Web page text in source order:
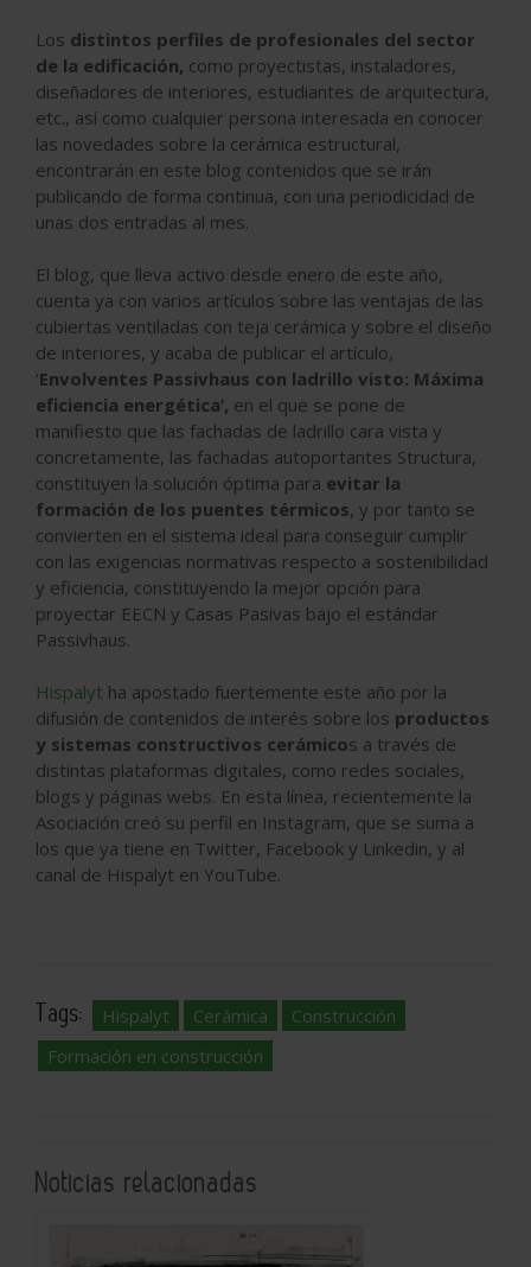
Los distintos perfiles de profesionales del sector
de la edificación, como proyectistas, instaladores,
diseñadores de interiores, estudiantes de arquitectura,
etc., así como cualquier persona interesada en conocer
las novedades sobre la cerámica estructural,
encontrarán en este blog contenidos que se irán
publicando de forma continua, con una periodicidad de
unas dos entradas al mes.
El blog, que lleva activo desde enero de este año,
cuenta ya con varios artículos sobre las ventajas de las
cubiertas ventiladas con teja cerámica y sobre el diseño
de interiores, y acaba de publicar el artículo,
‘Envolventes Passivhaus con ladrillo visto: Máxima
eficiencia energética’, en el que se pone de
manifiesto que las fachadas de ladrillo cara vista y
concretamente, las fachadas autoportantes Structura,
constituyen la solución óptima para evitar la
formación de los puentes térmicos, y por tanto se
convierten en el sistema ideal para conseguir cumplir
con las exigencias normativas respecto a sostenibilidad
y eficiencia, constituyendo la mejor opción para
proyectar EECN y Casas Pasivas bajo el estándar
Passivhaus.
Hispalyt ha apostado fuertemente este año por la
difusión de contenidos de interés sobre los productos
y sistemas constructivos cerámicos a través de
distintas plataformas digitales, como redes sociales,
blogs y páginas webs. En esta línea, recientemente la
Asociación creó su perfil en Instagram, que se suma a
los que ya tiene en Twitter, Facebook y Linkedin, y al
canal de Hispalyt en YouTube.
Tags: Hispalyt Cerámica
Construcción
Formación en construcción
Noticias relacionadas